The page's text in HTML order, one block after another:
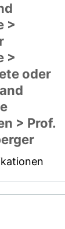
>
>
oder
> Prof.